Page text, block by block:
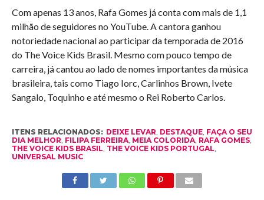
Com apenas 13 anos, Rafa Gomes já conta com mais de 1,1
milhão de seguidores no YouTube. A cantora ganhou
notoriedade nacional ao participar da temporada de 2016
do The Voice Kids Brasil. Mesmo com pouco tempo de
carreira, já cantou ao lado de nomes importantes da música
brasileira, tais como Tiago Iorc, Carlinhos Brown, Ivete
Sangalo, Toquinho e até mesmo o Rei Roberto Carlos.
ITENS RELACIONADOS: DEIXE LEVAR, DESTAQUE, FAÇA O SEU
DIA MELHOR, FILIPA FERREIRA, MEIA COLORIDA, RAFA GOMES,
THE VOICE KIDS BRASIL, THE VOICE KIDS PORTUGAL,
UNIVERSAL MUSIC